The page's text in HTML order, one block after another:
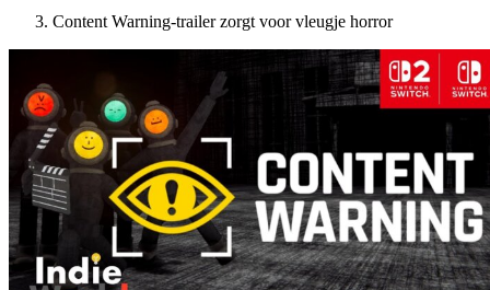
Content Warning-trailer zorgt voor vleugje horror